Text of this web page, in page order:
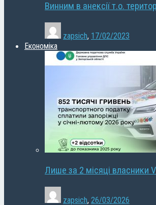
Винним в анексії т.о.
zapsich, 17/02/2023
Економіка
Лише за 2 місяці власники
zapsich, 26/03/2026